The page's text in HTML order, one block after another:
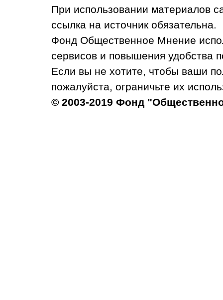
При использовании материалов
ссылка на источник обязательна.
Фонд Общественное Мнение
сервисов и повышения удобства
Если вы не хотите, чтобы ваши
пожалуйста, ограничьте их
© 2003-2019 Фонд